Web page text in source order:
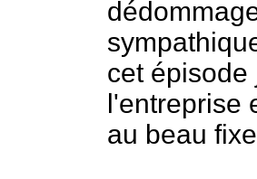
cet
l'entreprise
au beau